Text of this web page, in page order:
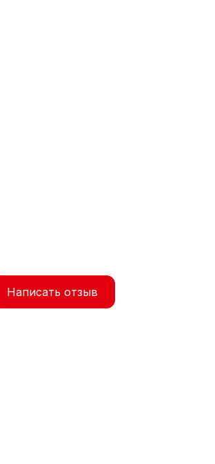
Написать отзыв